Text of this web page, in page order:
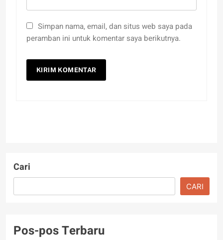
Simpan nama, email, dan situs web saya pada
peramban ini untuk komentar saya berikutnya.
Cari
CARI
Pos-pos Terbaru